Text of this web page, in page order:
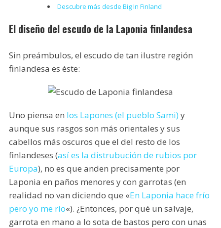
Descubre más desde Big In Finland
El diseño del escudo de la Laponia finlandesa
Sin preámbulos, el escudo de tan ilustre región
finlandesa es éste:
Uno piensa en los Lapones (el pueblo Sami)y
aunque sus rasgos son más orientales y sus
cabellos más oscuros que el del resto de los
finlandeses (así es la distrubución de rubios por
Europa), no es que anden precisamente por
Laponia en paños menores y con garrotas (en
realidad no van diciendo que «En Laponia hace frío
pero yo me río«). ¿Entonces, por qué un salvaje,
garrota en mano a lo sota de bastos pero con unas